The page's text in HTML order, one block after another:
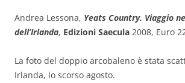
Andrea Lessona, Yeats Country. Viaggio
dell’Irlanda, Edizioni Saecula 2008, Euro
La foto del doppio arcobaleno è stata
Irlanda, lo scorso agosto.